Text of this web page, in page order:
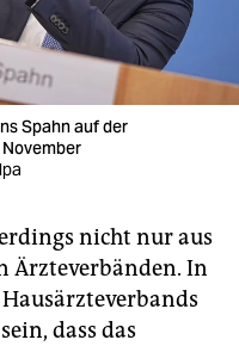
Spahn auf der
nicht nur aus
Ärzteverbänden. In
dass das